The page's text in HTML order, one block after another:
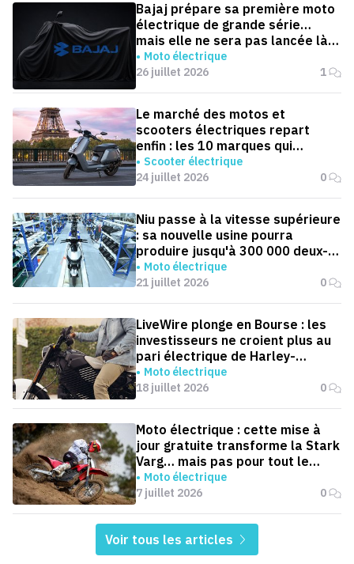
Bajaj prépare sa première moto
électrique de grande série…
mais elle ne sera pas lancée là
où on l'attend
Moto électrique
26 juillet 2026
1
Le marché des motos et
scooters électriques repart
enfin : les 10 marques qui
dominent la France
Scooter électrique
24 juillet 2026
0
Niu passe à la vitesse supérieure
: sa nouvelle usine pourra
produire jusqu'à 300 000 deux-
roues électriques par an
Moto électrique
21 juillet 2026
0
LiveWire plonge en Bourse : les
investisseurs ne croient plus au
pari électrique de Harley-
Davidson
Moto électrique
18 juillet 2026
0
Moto électrique : cette mise à
jour gratuite transforme la Stark
Varg… mais pas pour tout le
monde
Moto électrique
7 juillet 2026
0
Voir tous les articles